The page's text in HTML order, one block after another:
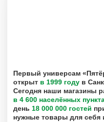
Первый универсам
открыт в 1999 году в
Сегодня наши магазины
в 4 600 населённых
день 18 000 000 гостей
нужные товары для себя